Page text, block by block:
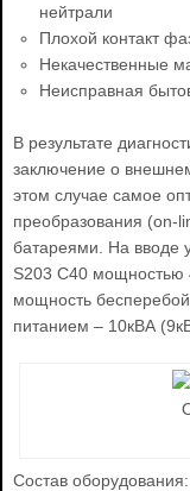
нейтрали
Плохой контакт
Некачественные
Неисправная
В результате
заключение о
этом случае самое
преобразования (on-
батареями. На вводе
S203 C40 мощностью
мощность
питанием – 10кВА
Состав оборудования: